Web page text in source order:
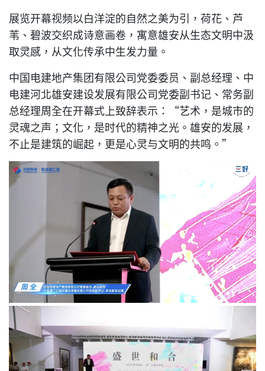
展览开幕视频以白洋淀的自然之美为引，荷花、芦
苇、碧波交织成诗意画卷，寓意雄安从生态文明中汲
取灵感，从文化传承中生发力量。
中国电建地产集团有限公司党委委员、副总经理、中
电建河北雄安建设发展有限公司党委副书记、常务副
总经理周全在开幕式上致辞表示：“艺术，是城市的
灵魂之声；文化，是时代的精神之光。雄安的发展，
不止是建筑的崛起，更是心灵与文明的共鸣。”